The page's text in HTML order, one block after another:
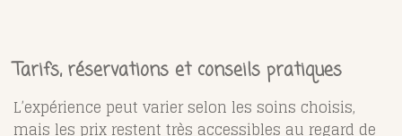
Tarifs, réservations et conseils pratiques
L’expérience peut varier selon les soins choisis,
mais les prix restent très accessibles au regard de